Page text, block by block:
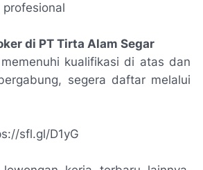
profesional
di PT Tirta Alam Segar
kualifikasi di atas dan
segera daftar melalui
sfl.gl/D1yG